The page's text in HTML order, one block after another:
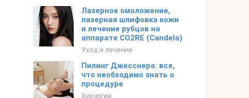
Лазерное омоложение,
лазерная шлифовка кожи
и лечение рубцов на
аппарате CO2RE (Candela)
Уход и лечение
Пилинг Джесснера: все,
что необходимо знать о
процедуре
Хирургия